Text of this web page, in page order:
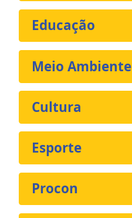
Educação
Meio Ambiente
Cultura
Esporte
Procon